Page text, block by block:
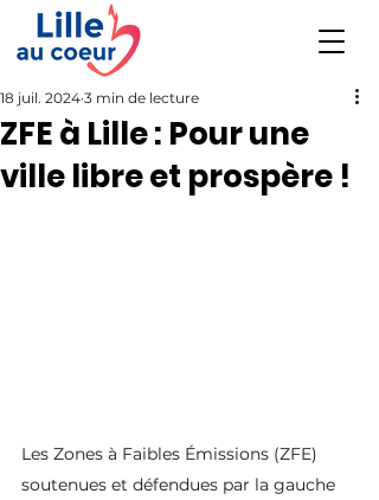
ZFE à Lille : Pour une
ville libre et prospère !
18 juil. 2024 3 min de lecture
Les Zones à Faibles Émissions (ZFE)
soutenues et défendues par la gauche